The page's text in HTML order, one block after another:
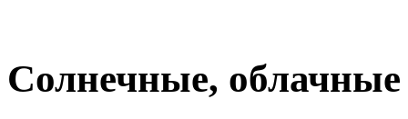
Cолнечные,